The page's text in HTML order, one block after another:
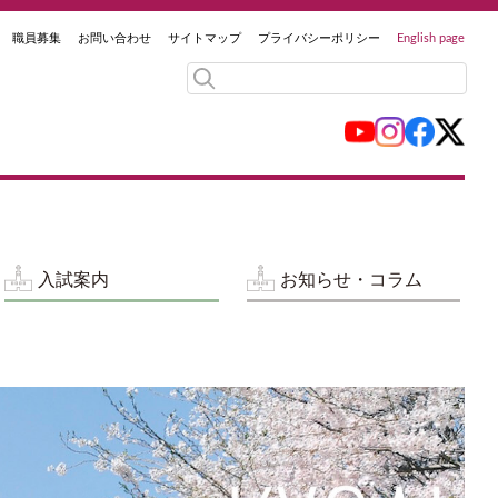
職員募集 お問い合わせ サイトマップ プライバシーポリシー English page
入試案内 お知らせ・コラム